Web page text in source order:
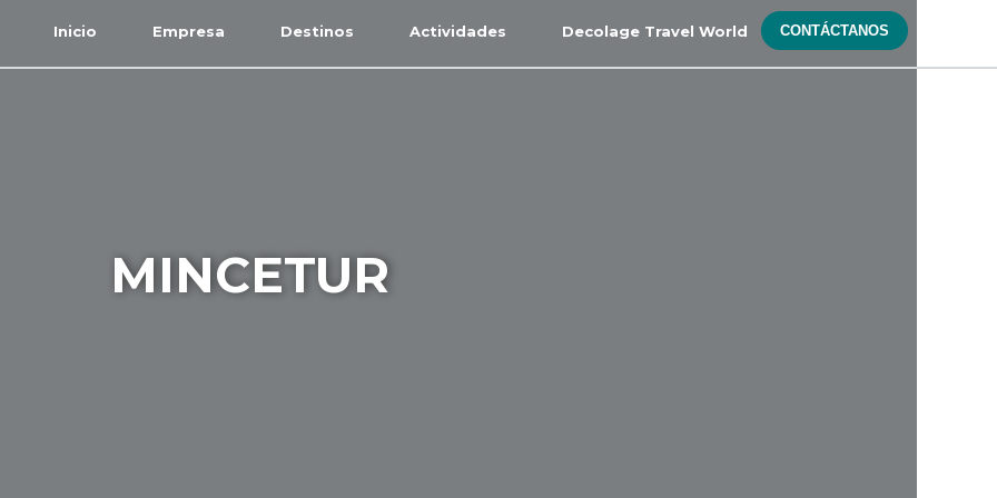
Inicio Empresa Destinos Actividades Decolage Travel World CONTÁCTANOS
MINCETUR